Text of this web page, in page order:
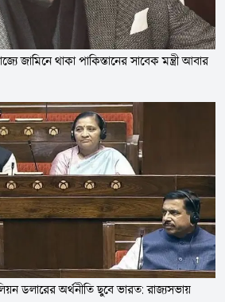
জামিনে থাকা পাকিস্তানের সাবেক মন্ত্রী আবার
ডলারের অর্থনীতি ছুবে ভারত: রাজ্যসভায়